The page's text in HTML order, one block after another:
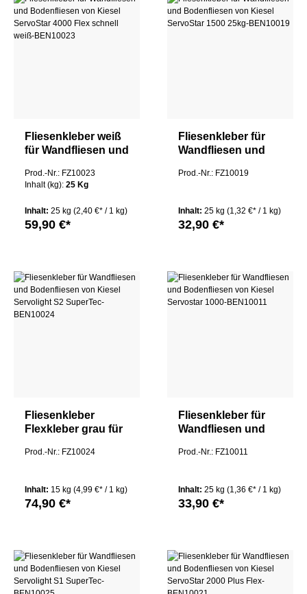
Fliesenkleber weiß
für Wandfliesen und
Kiesel ServoStar
4000 Flex schnell
Prod.-Nr.: FZ10023
Inhalt (kg): 25 Kg
Inhalt: 25 kg (2,40 €* / 1 kg)
59,90 €*
Fliesenkleber für
Wandfliesen und
Kiesel ServoStar
Prod.-Nr.: FZ10019
Inhalt: 25 kg (1,32 €* / 1 kg)
32,90 €*
Fliesenkleber
Flexkleber grau für
Bodenfliesen von
S2 SuperTec
Prod.-Nr.: FZ10024
Inhalt: 15 kg (4,99 €* / 1 kg)
74,90 €*
Fliesenkleber für
Wandfliesen und
Kiesel Servostar
Prod.-Nr.: FZ10011
Inhalt: 25 kg (1,36 €* / 1 kg)
33,90 €*